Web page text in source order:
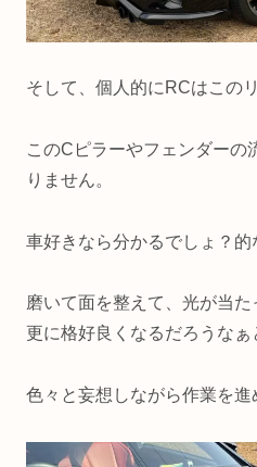
そして、個人的にRCはこの
このCピラーやフェンダーの
りません。
車好きなら分かるでしょ？
磨いて面を整えて、光が当
更に格好良くなるだろうなぁ
色々と妄想しながら作業を進